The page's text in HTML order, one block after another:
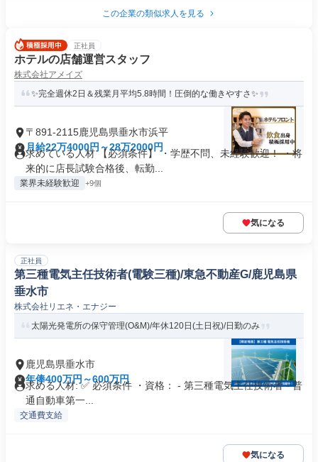
この企業の類似求人を見る
正社員
ホテルの店舗運営スタッフ
株式会社アメイズ
✨完全週休2日＆残業月平均5.8時間！圧倒的な働きやすさ✨
〒891-2115鹿児島県垂水市浜平
月給22万4000円～28万2000円
求めている人材 【必須条件】 ・学歴不問、未経験歓迎！ ・将
来的に店長試験合格後、転勤...
業界未経験歓迎 +9個
気になる
正社員
第三種電気主任技術者(電験三種)/東急不動産G/鹿児島県
垂水市
株式会社リエネ・エナジー
太陽光発電所の保守管理(O&M)/年休120日(土日祝)/日勤のみ
鹿児島県垂水市
年俸400万円～600万円
求める人材: ✅ 必須条件 ・資格： - 第三種電気主任技術者 - 普
通自動車第一...
交通費支給
気になる